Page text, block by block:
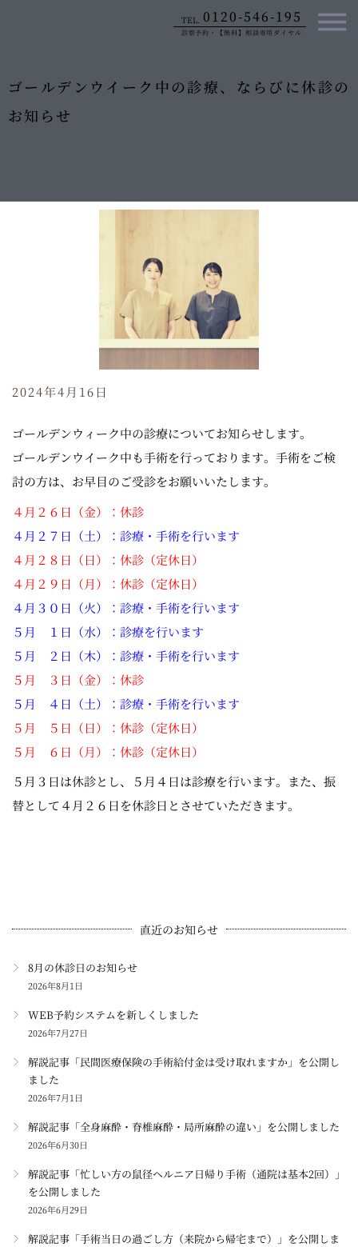
ッ
プ
TEL. 0120-546-195
診察予約・【無料】相談専用ダイヤル
ゴールデンウイーク中の診療、ならびに休診の
お知らせ
2024年4月16日
ゴールデンウィーク中の診療についてお知らせします。
ゴールデンウイーク中も手術を行っております。手術をご検
討の方は、お早目のご受診をお願いいたします。
４月２６日（金）：休診
４月２７日（土）：診療・手術を行います
４月２８日（日）：休診（定休日）
４月２９日（月）：休診（定休日）
４月３０日（火）：診療・手術を行います
５月 １日（水）：診療を行います
５月 ２日（木）：診療・手術を行います
５月 ３日（金）：休診
５月 ４日（土）：診療・手術を行います
５月 ５日（日）：休診（定休日）
５月 ６日（月）：休診（定休日）
５月３日は休診とし、５月４日は診療を行います。また、振
替として４月２６日を休診日とさせていただきます。
直近のお知らせ
8月の休診日のお知らせ
2026年8月1日
WEB予約システムを新しくしました
2026年7月27日
解説記事「民間医療保険の手術給付金は受け取れますか」を公開し
ました
2026年7月1日
解説記事「全身麻酔・脊椎麻酔・局所麻酔の違い」を公開しました
2026年6月30日
解説記事「忙しい方の鼠径ヘルニア日帰り手術（通院は基本2回）」
を公開しました
2026年6月29日
解説記事「手術当日の過ごし方（来院から帰宅まで）」を公開しま